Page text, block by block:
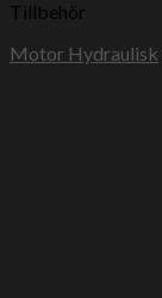
Tillbehör
Motor Hydraulisk